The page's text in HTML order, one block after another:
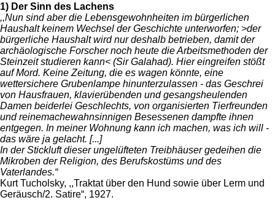
1) Der Sinn des Lachens
,,Nun sind aber die Lebensgewohnheiten im bürgerlichen
Haushalt keinem Wechsel der Geschichte unterworfen; >der
bürgerliche Haushalt wird nur deshalb betrieben, damit der
archäologische Forscher noch heute die Arbeitsmethoden der
Steinzeit studieren kann< (Sir Galahad). Hier eingreifen stößt
auf Mord. Keine Zeitung, die es wagen könnte, eine
wettersichere Grubenlampe hinunterzulassen - das Geschrei
von Hausfrauen, klavierübenden und gesangsheulenden
Damen beiderlei Geschlechts, von organisierten Tierfreunden
und reinemachewahnsinnigen Besessenen dampfte ihnen
entgegen. In meiner Wohnung kann ich machen, was ich will -
das wäre ja gelacht. [...]
In der Stickluft dieser ungelüfteten Treibhäuser gedeihen die
Mikroben der Religion, des Berufskostüms und des
Vaterlandes.“
Kurt Tucholsky, ,,Traktat über den Hund sowie über Lerm und
Geräusch/2. Satire“, 1927.